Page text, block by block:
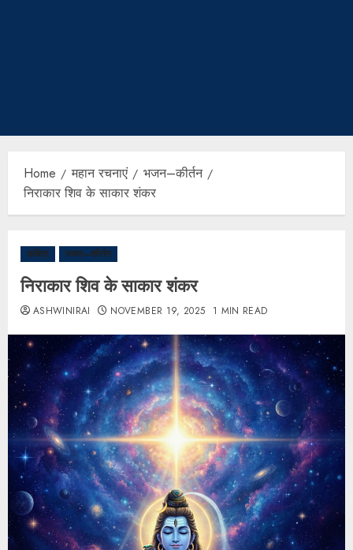
Home महान रचनाएं
भजन–कीर्तन
निराकार शिव के साकार शंकर
कविता भजन–कीर्तन
निराकार शिव के साकार शंकर
ASHWINIRAI NOVEMBER 19, 2025 1 MIN READ